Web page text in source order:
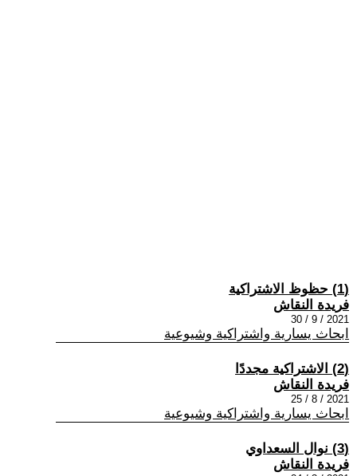
(1) حظوظ الاشتراكية
فريدة النقاش
2021 / 9 / 30
ابحاث يسارية واشتراكية وشيوعية
(2) الاشتراكية مجددًا
فريدة النقاش
2021 / 8 / 25
ابحاث يسارية واشتراكية وشيوعية
(3) نوال السعداوي
فريدة النقاش